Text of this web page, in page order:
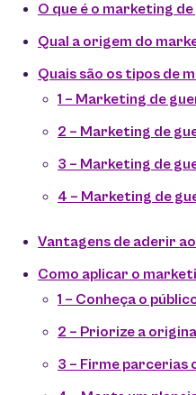
O que é o marketing
Qual a origem do
Quais são os tipos de
1 – Marketing de
2 – Marketing de
3 – Marketing de
4 – Marketing de
Vantagens de aderir
Como aplicar o
1 – Conheça o
2 – Priorize a
3 – Firme parcerias